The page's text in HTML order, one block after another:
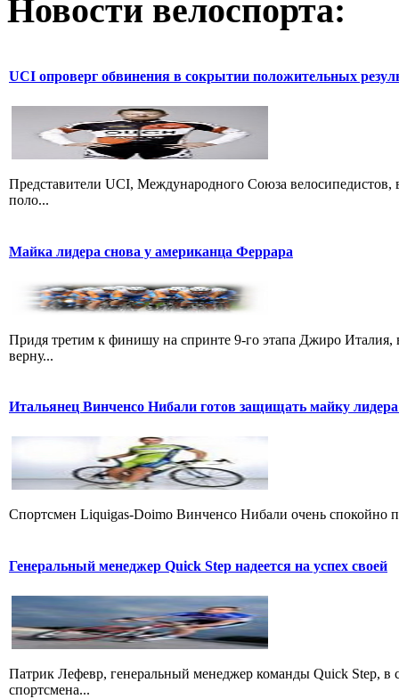
Новости велоспорта:
UCI опроверг обвинения в сокрытии положительных
Представители UCI, Международного Союза
поло...
Майка лидера снова у американца Феррара
Придя третим к финишу на спринте 9-го этапа Джиро
верну...
Итальянец Винченсо Нибали готов защищать майку
Cпортсмен Liquigas-Doimo Винченсо Нибали очень спокойно
Генеральный менеджер Quick Step надеется на успех своей
Патрик Лефевр, генеральный менеджер команды Quick Step, в
спортсмена...